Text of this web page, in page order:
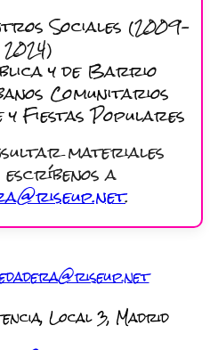
Sociales (2009–
2024)
y de Barrio
Comunitarios
Fiestas Populares
materiales
a
.
Local 3, Madrid